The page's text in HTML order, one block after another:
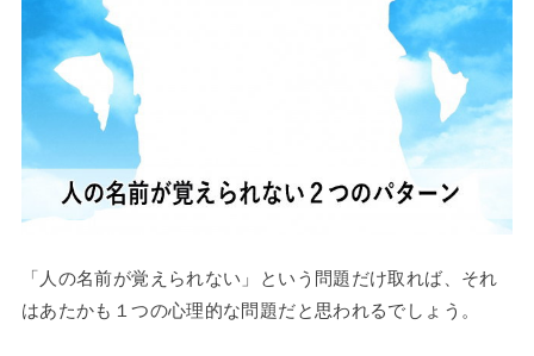
「人の名前が覚えられない」という問題だけ取れば、それ
はあたかも１つの心理的な問題だと思われるでしょう。